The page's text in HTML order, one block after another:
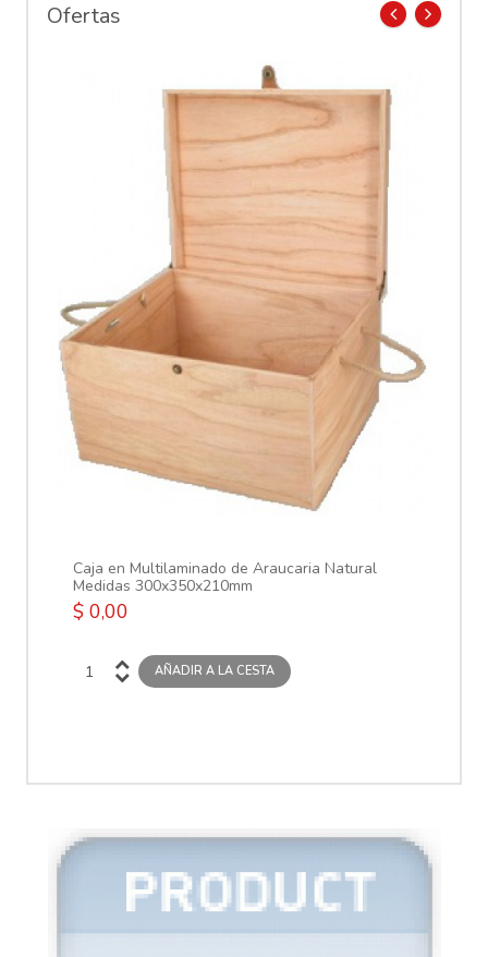
Ofertas
Caja en Multilaminado de Araucaria Natural
Medidas 300x350x210mm
$ 0,00
prev next